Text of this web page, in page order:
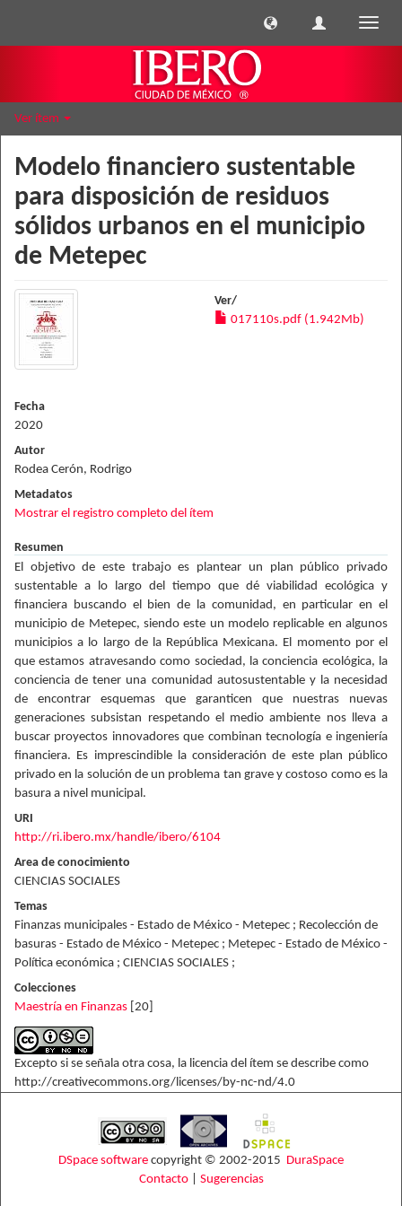
Ver ítem
Modelo financiero sustentable
para disposición de residuos
sólidos urbanos en el municipio
de Metepec
Ver/
017110s.pdf (1.942Mb)
Fecha
2020
Autor
Rodea Cerón, Rodrigo
Metadatos
Mostrar el registro completo del ítem
Resumen
El objetivo de este trabajo es plantear un plan público privado
sustentable a lo largo del tiempo que dé viabilidad ecológica y
financiera buscando el bien de la comunidad, en particular en el
municipio de Metepec, siendo este un modelo replicable en algunos
municipios a lo largo de la República Mexicana. El momento por el
que estamos atravesando como sociedad, la conciencia ecológica, la
conciencia de tener una comunidad autosustentable y la necesidad
de encontrar esquemas que garanticen que nuestras nuevas
generaciones subsistan respetando el medio ambiente nos lleva a
buscar proyectos innovadores que combinan tecnología e ingeniería
financiera. Es imprescindible la consideración de este plan público
privado en la solución de un problema tan grave y costoso como es la
basura a nivel municipal.
URI
http://ri.ibero.mx/handle/ibero/6104
Area de conocimiento
CIENCIAS SOCIALES
Temas
Finanzas municipales - Estado de México - Metepec ; Recolección de
basuras - Estado de México - Metepec ; Metepec - Estado de México -
Política económica ; CIENCIAS SOCIALES ;
Colecciones
Maestría en Finanzas [20]
Excepto si se señala otra cosa, la licencia del ítem se describe como
http://creativecommons.org/licenses/by-nc-nd/4.0
DSpace software copyright © 2002-2015 DuraSpace
Contacto| Sugerencias